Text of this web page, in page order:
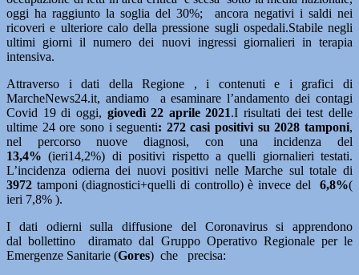
oggi ha raggiunto la soglia del 30%; ancora negativi i saldi nei
ricoveri e ulteriore calo della pressione sugli ospedali.Stabile negli
ultimi giorni il numero dei nuovi ingressi giornalieri in terapia
intensiva.
Attraverso i dati della Regione , i contenuti e i grafici di
MarcheNews24.it, andiamo a esaminare l’andamento dei contagi
Covid 19 di oggi, giovedì 22 aprile 2021.I risultati dei test delle
ultime 24 ore sono i seguenti: 272casi positivi su 2028 tamponi,
nel percorso nuove diagnosi, con una incidenza del
13,4% (ieri14,2%) di positivi rispetto a quelli giornalieri testati.
L’incidenza odierna dei nuovi positivi nelle Marche sul totale di
3972 tamponi (diagnostici+quelli di controllo) è invece del6,8%(
ieri 7,8% ).
I dati odierni sulla diffusione del Coronavirus si apprendono
dal bollettino diramato dal Gruppo Operativo Regionale per le
Emergenze Sanitarie (Gores) che precisa: